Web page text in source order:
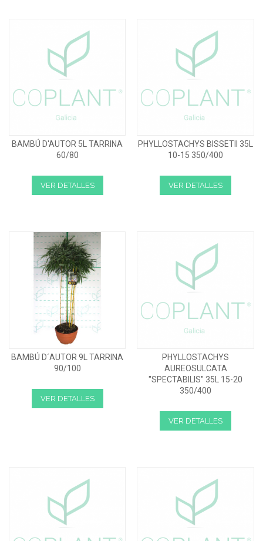
BAMBÚ D'AUTOR 5L TARRINA
60/80
VER DETALLES
PHYLLOSTACHYS BISSETII 35L
10-15 350/400
VER DETALLES
BAMBÚ D´AUTOR 9L TARRINA
90/100
VER DETALLES
PHYLLOSTACHYS
AUREOSULCATA
"SPECTABILIS" 35L 15-20
350/400
VER DETALLES